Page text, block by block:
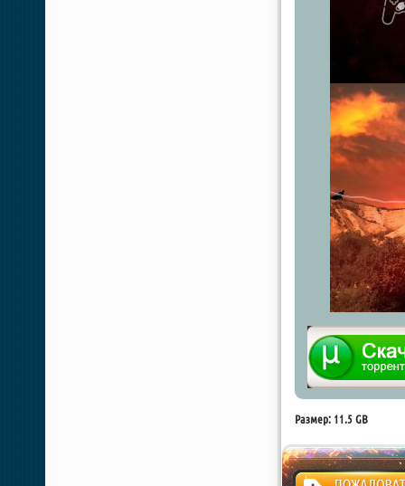
Размер: 11.5 GB